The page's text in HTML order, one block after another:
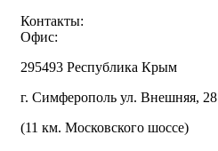
Контакты:
Офис:
295493 Республика Крым
г. Симферополь ул. Внешняя, 28
(11 км. Московского шоссе)